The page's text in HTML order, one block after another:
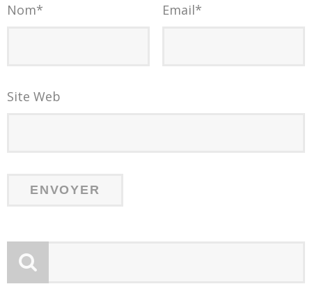
Nom* Email*
Site Web